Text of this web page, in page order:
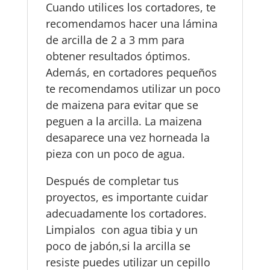
Cuando utilices los cortadores, te
recomendamos hacer una lámina
de arcilla de 2 a 3 mm para
obtener resultados óptimos.
Además, en cortadores pequeños
te recomendamos utilizar un poco
de maizena para evitar que se
peguen a la arcilla. La maizena
desaparece una vez horneada la
pieza con un poco de agua.
Después de completar tus
proyectos, es importante cuidar
adecuadamente los cortadores.
Limpialos con agua tibia y un
poco de jabón,si la arcilla se
resiste puedes utilizar un cepillo